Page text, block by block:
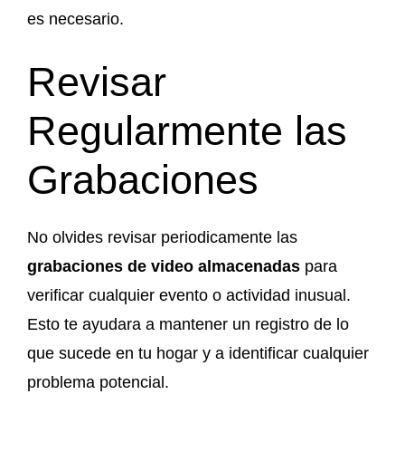
es necesario.
Revisar
Regularmente las
Grabaciones
No olvides revisar periodicamente las
grabaciones de video almacenadas para
verificar cualquier evento o actividad inusual.
Esto te ayudara a mantener un registro de lo
que sucede en tu hogar y a identificar cualquier
problema potencial.